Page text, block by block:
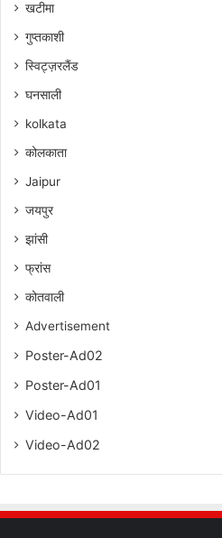
खटीमा
गुप्तकाशी
स्विट्ज़रलैंड
घनसाली
kolkata
कोलकाता
Jaipur
जयपुर
झांसी
फ्रांस
कोतवाली
Advertisement
Poster-Ad02
Poster-Ad01
Video-Ad01
Video-Ad02